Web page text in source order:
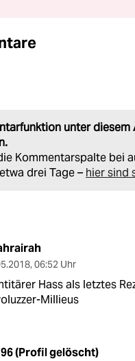
unter diesem
Kommentarspalte bei
drei Tage – hier sind
, 06:52 Uhr
Hass als letztes
Millieus
(Profil gelöscht)